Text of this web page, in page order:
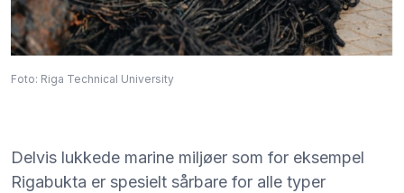
Foto: Riga Technical University
Delvis lukkede marine miljøer som for eksempel
Rigabukta er spesielt sårbare for alle typer